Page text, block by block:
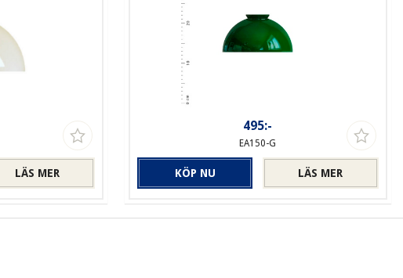
LÄS MER
495:-
EA150-G
LÄS MER
KÖP NU